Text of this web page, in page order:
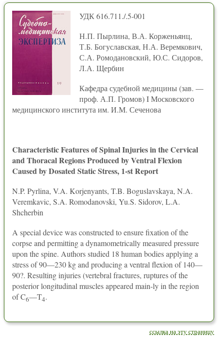
УДК 616.711./.5-001
Н.П. Пырлина, В.А. Корженьянц,
Т.Б. Богуславская, Н.А. Веремкович,
С.А. Ромодановский, Ю.С. Сидоров,
Л.А. Щербин
Кафедра судебной медицины (зав. —
проф. А.П. Громов) I Московского
медицинского института им. И.М. Сеченова
Characteristic Features of Spinal Injuries in the Cervical
and Thoracal Regions Produced by Ventral Flexion
Caused by Dosated Static Stress, 1-st Report
N.P. Pyrlina, V.A. Korjenyants, T.B. Boguslavskaya, N.A.
Veremkavic, S.A. Romodanovski, Yu.S. Sidorov, L.A.
Shcherbin
A special device was constructed to ensure fixation of the
corpse and permitting a dynamometrically measured pressure
upon the spine. Authors studied 18 human bodies applying a
stress of 90—230 kg and producing a ventral flexion of 140—
90?. Resulting injuries (vertebral fractures, ruptures of the
posterior longitudinal muscles appeared main-ly in the region
of C6—T4.
ссылка на эту страницу